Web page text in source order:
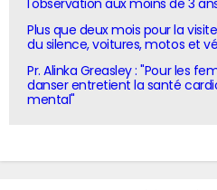
l'observation aux moins de 3
Plus que deux mois pour la
du silence, voitures, motos et
Pr. Alinka Greasley : "Pour les
danser entretient la santé
mental"